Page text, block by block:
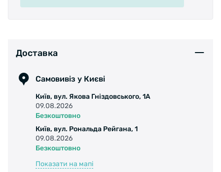
Доставка
Самовивіз у Києві
Київ, вул. Якова Гніздовського, 1А
09.08.2026
Безкоштовно
Київ, вул. Рональда Рейгана, 1
09.08.2026
Безкоштовно
Показати на мапі